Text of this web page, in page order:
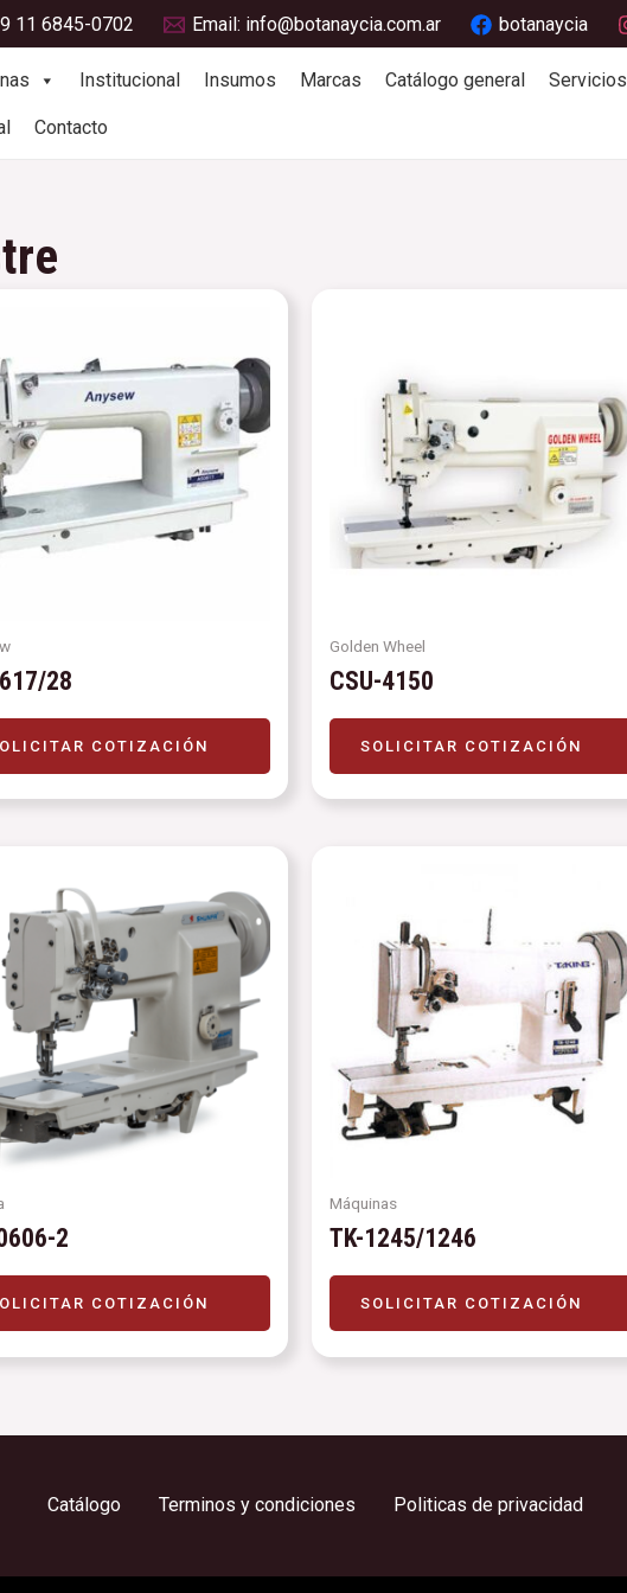
11 6845-0702 Email: info@botanaycia.com.ar botanaycia
Institucional Insumos Marcas Catálogo general Servicios
Contacto
28
COTIZACIÓN
Golden Wheel
CSU-4150
SOLICITAR COTIZACIÓN
2
COTIZACIÓN
Máquinas
TK-1245/1246
SOLICITAR COTIZACIÓN
Catálogo Terminos y condiciones Politicas de privacidad